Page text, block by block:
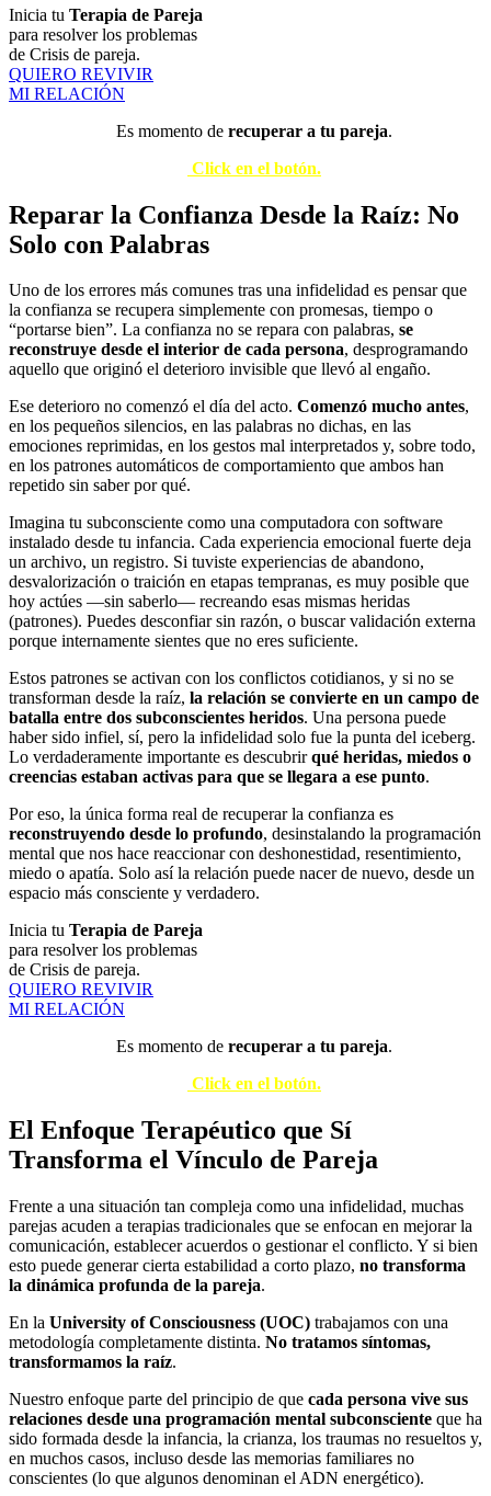
Inicia tu Terapia de Pareja
para resolver los problemas
de Crisis de pareja.
QUIERO REVIVIR
MI RELACIÓN
Es momento de recuperar a tu pareja.
Click en el botón.
Reparar la Confianza Desde la Raíz: No
Solo con Palabras
Uno de los errores más comunes tras una infidelidad es pensar que
la confianza se recupera simplemente con promesas, tiempo o
“portarse bien”. La confianza no se repara con palabras, se
reconstruye desde el interior de cada persona, desprogramando
aquello que originó el deterioro invisible que llevó al engaño.
Ese deterioro no comenzó el día del acto. Comenzó mucho antes,
en los pequeños silencios, en las palabras no dichas, en las
emociones reprimidas, en los gestos mal interpretados y, sobre todo,
en los patrones automáticos de comportamiento que ambos han
repetido sin saber por qué.
Imagina tu subconsciente como una computadora con software
instalado desde tu infancia. Cada experiencia emocional fuerte deja
un archivo, un registro. Si tuviste experiencias de abandono,
desvalorización o traición en etapas tempranas, es muy posible que
hoy actúes —sin saberlo— recreando esas mismas heridas
(patrones). Puedes desconfiar sin razón, o buscar validación externa
porque internamente sientes que no eres suficiente.
Estos patrones se activan con los conflictos cotidianos, y si no se
transforman desde la raíz, la relación se convierte en un campo de
batalla entre dos subconscientes heridos. Una persona puede
haber sido infiel, sí, pero la infidelidad solo fue la punta del iceberg.
Lo verdaderamente importante es descubrirqué heridas, miedos o
creencias estaban activas para que se llegara a ese punto.
Por eso, la única forma real de recuperar la confianza es
reconstruyendo desde lo profundo, desinstalando la programación
mental que nos hace reaccionar con deshonestidad, resentimiento,
miedo o apatía. Solo así la relación puede nacer de nuevo, desde un
espacio más consciente y verdadero.
Inicia tu Terapia de Pareja
para resolver los problemas
de Crisis de pareja.
QUIERO REVIVIR
MI RELACIÓN
Es momento de recuperar a tu pareja.
Click en el botón.
El Enfoque Terapéutico que Sí
Transforma el Vínculo de Pareja
Frente a una situación tan compleja como una infidelidad, muchas
parejas acuden a terapias tradicionales que se enfocan en mejorar la
comunicación, establecer acuerdos o gestionar el conflicto. Y si bien
esto puede generar cierta estabilidad a corto plazo, no transforma
la dinámica profunda de la pareja.
En la University of Consciousness (UOC) trabajamos con una
metodología completamente distinta. No tratamos síntomas,
transformamos la raíz.
Nuestro enfoque parte del principio de que cada persona vive sus
relaciones desde una programación mental subconsciente que ha
sido formada desde la infancia, la crianza, los traumas no resueltos y,
en muchos casos, incluso desde las memorias familiares no
conscientes (lo que algunos denominan el ADN energético).